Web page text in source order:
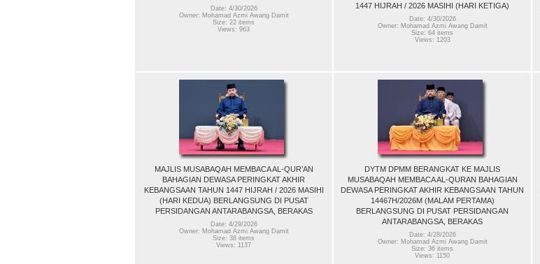
Date: 4/30/2026
Owner: Mohamad Azmi Awang Damit
Size: 22 items
Views: 963
1447 HIJRAH / 2026 MASIHI (HARI KETIGA)
Date: 4/30/2026
Owner: Mohamad Azmi Awang Damit
Size: 64 items
Views: 1203
MAJLIS MUSABAQAH MEMBACA AL-QUR’AN
BAHAGIAN DEWASA PERINGKAT AKHIR
KEBANGSAAN TAHUN 1447 HIJRAH / 2026 MASIHI
(HARI KEDUA) BERLANGSUNG DI PUSAT
PERSIDANGAN ANTARABANGSA, BERAKAS
Date: 4/29/2026
Owner: Mohamad Azmi Awang Damit
Size: 38 items
Views: 1137
DYTM DPMM BERANGKAT KE MAJLIS
MUSABAQAH MEMBACA AL-QURAN BAHAGIAN
DEWASA PERINGKAT AKHIR KEBANGSAAN TAHUN
14467H/2026M (MALAM PERTAMA)
BERLANGSUNG DI PUSAT PERSIDANGAN
ANTARABANGSA, BERAKAS
Date: 4/28/2026
Owner: Mohamad Azmi Awang Damit
Size: 36 items
Views: 1150